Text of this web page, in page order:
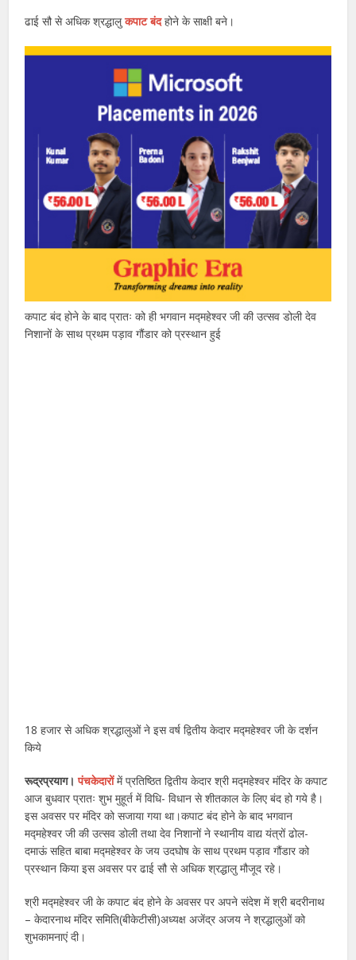
ढाई सौ से अधिक श्रद्धालुकपाट बंदहोने के साक्षी बने।
कपाट बंद होने के बाद प्रातः को ही भगवान मद्महेश्वर जी की उत्सव डोली देव
निशानों के साथ प्रथम पड़ाव गौंडार को प्रस्थान हुई
18 हजार से अधिक श्रद्धालुओं ने इस वर्ष द्वितीय केदार मद्महेश्वर जी के दर्शन
किये
रूद्रप्रयाग। पंचकेदारोंमें प्रतिष्ठित द्वितीय केदार श्री मद्महेश्वर मंदिर के कपाट
आज बुधवार प्रातः शुभ मुहूर्त में विधि- विधान से शीतकाल के लिए बंद हो गये है।
इस अवसर पर मंदिर को सजाया गया था।कपाट बंद होने के बाद भगवान
मद्महेश्वर जी की उत्सव डोली तथा देव निशानों ने स्थानीय वाद्य यंत्रों ढोल-
दमाऊं सहित बाबा मद्महेश्वर के जय उदघोष के साथ प्रथम पड़ाव गौंडार को
प्रस्थान किया इस अवसर पर ढाई सौ से अधिक श्रद्धालु मौजूद रहे।
श्री मद्महेश्वर जी के कपाट बंद होने के अवसर पर अपने संदेश में श्री बदरीनाथ
– केदारनाथ मंदिर समिति(बीकेटीसी)अध्यक्ष अजेंद्र अजय ने श्रद्धालुओं को
शुभकामनाएं दी।